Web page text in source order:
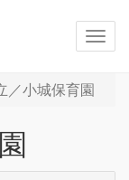
／小城保育園